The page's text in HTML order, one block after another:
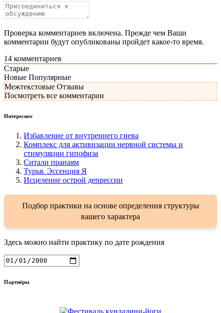
Проверка комментариев включена. Прежде чем Ваши
комментарии будут опубликованы пройдет какое-то время.
14 комментариев
Старые
Новые Популярные
Межтекстовые Отзывы
Посмотреть все комментарии
Интересное
Избавление от внутреннего гнева
Комплекс для активизации нервной системы и
стимуляции гипофиза
Ситали пранаям
Турья. Эссенция Я
Исцеление острой депрессии
Подбор практики на основе определения структуры
вашего характера
Здесь можно найти практику по дате рождения
Партнёры